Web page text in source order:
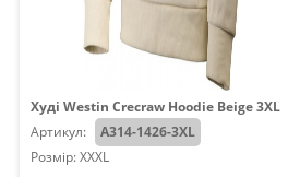
Худі Westin Crecraw Hoodie Beige 3XL
Артикул:
A314-1426-3XL
Розмір: XXXL